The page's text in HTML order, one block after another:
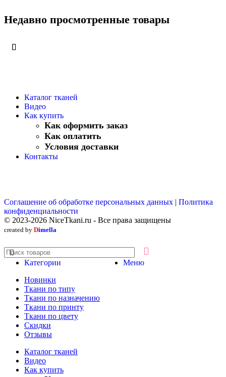
корзину
просмотр
Недавно просмотренные товары
Каталог тканей
Видео
Как купить
Как оформить заказ
Как оплатить
Условия доставки
Контакты
Соглашение об обработке персональных данных | Политика
конфиденциальности
© 2023-2026 NiceTkani.ru - Все права защищены
created by Dimella
Меню
Категории
Новинки
Ткани по типу
Ткани по назначению
Ткани по принту
Ткани по цвету
Скидки
Отзывы
Каталог тканей
Видео
Как купить